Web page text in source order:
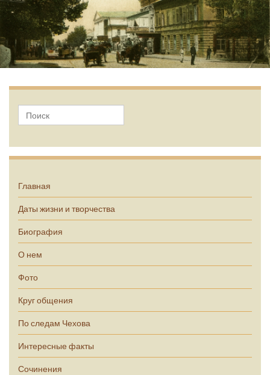
Главная
Даты жизни и творчества
Биография
О нем
Фото
Круг общения
По следам Чехова
Интересные факты
Сочинения